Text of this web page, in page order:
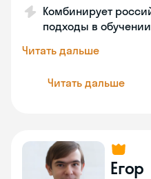
Комбинирует
подходы в обучении
Читать дальше
Читать дальше
Егор